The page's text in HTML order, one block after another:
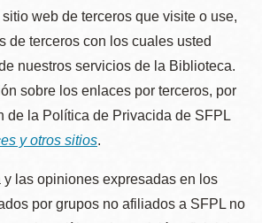
web de terceros que visite o use,
de terceros con los cuales usted
nuestros servicios de la Biblioteca.
sobre los enlaces por terceros, por
de la Política de Privacida de SFPL
y otros sitios.
y las opiniones expresadas en los
por grupos no afiliados a SFPL no